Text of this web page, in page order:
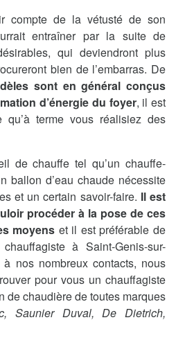
compte de la vétusté de son
entraîner par la suite de
qui deviendront plus
bien de l’embarras. De
sont en général conçus
d’énergie du foyer, il est
qu’à terme vous réalisiez des
de chauffe tel qu’un chauffe-
ballon d’eau chaude nécessite
et un certain savoir-faire. Il est
procéder à la pose de ces
moyens et il est préférable de
à Saint-Genis-sur-
nos nombreux contacts, nous
pour vous un chauffagiste
de chaudière de toutes marques
Saunier Duval, De Dietrich,